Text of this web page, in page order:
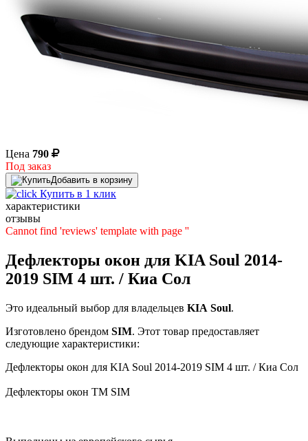
Цена 790
Под заказ
Добавить в корзину
Купить в 1 клик
характеристики
отзывы
Cannot find 'reviews' template with page ''
Дефлекторы окон для KIA Soul 2014-
2019 SIM 4 шт. / Киа Сол
Это идеальный выбор для владельцев KIA Soul.
Изготовлено брендом SIM. Этот товар предоставляет
следующие характеристики:
Дефлекторы окон для KIA Soul 2014-2019 SIM 4 шт. / Киа Сол
Дефлекторы окон TM SIM